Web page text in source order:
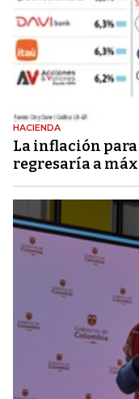
HACIENDA
La inflación para
regresaría a